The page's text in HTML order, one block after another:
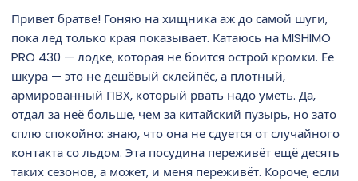
Привет братве! Гоняю на хищника аж до самой шуги,
пока лед только края показывает. Катаюсь на MISHIMO
PRO 430 — лодке, которая не боится острой кромки. Её
шкура — это не дешёвый склейпёс, а плотный,
армированный ПВХ, который рвать надо уметь. Да,
отдал за неё больше, чем за китайский пузырь, но зато
сплю спокойно: знаю, что она не сдуется от случайного
контакта со льдом. Эта посудина переживёт ещё десять
таких сезонов, а может, и меня переживёт. Короче, если